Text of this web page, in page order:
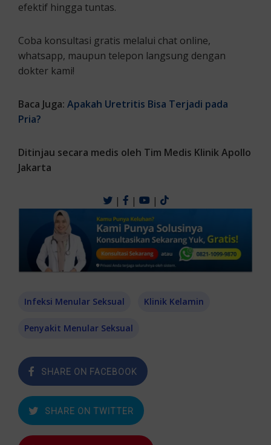
efektif hingga tuntas.
Coba konsultasi gratis melalui chat online,
whatsapp, maupun telepon langsung dengan
dokter kami!
Baca Juga: Apakah Uretritis Bisa Terjadi pada
Pria?
Ditinjau secara medis oleh Tim Medis Klinik Apollo
Jakarta
| | |
Infeksi Menular Seksual Klinik Kelamin
Penyakit Menular Seksual
SHARE ON FACEBOOK
SHARE ON TWITTER